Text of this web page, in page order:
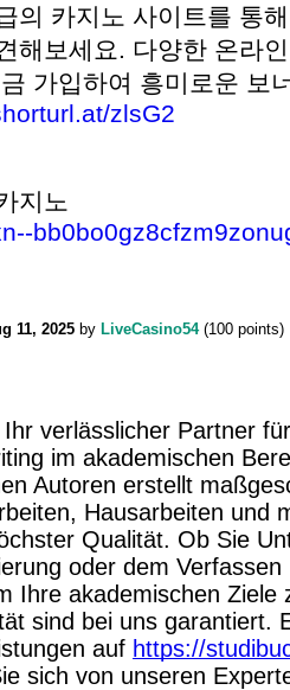
의 카지노 사이트를 통
해보세요. 다양한 온라
가입하여 흥미로운 보
zlsG2
지노
11, 2025 by LiveCasino54 (100 points)
verlässlicher Partner
im akademischen
Autoren erstellt
Hausarbeiten und
Qualität. Ob Sie
oder dem
Ihre akademischen Ziele
sind bei uns garantiert.
auf https://
sich von unseren